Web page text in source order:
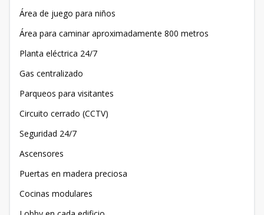
Área de juego para niños
Área para caminar aproximadamente 800 metros
Planta eléctrica 24/7
Gas centralizado
Parqueos para visitantes
Circuito cerrado (CCTV)
Seguridad 24/7
Ascensores
Puertas en madera preciosa
Cocinas modulares